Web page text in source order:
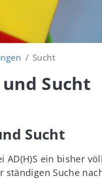
Sucht
und Sucht
Sucht
AD(H)S ein bisher
ständigen Suche